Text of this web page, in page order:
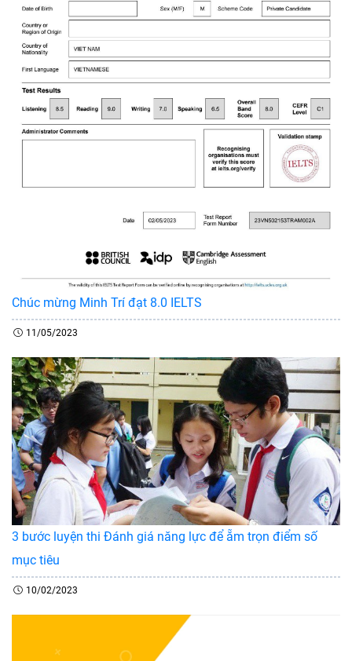
Chúc mừng Minh Trí đạt 8.0 IELTS
11/05/2023
3 bước luyện thi Đánh giá năng lực để ẵm trọn điểm số
mục tiêu
10/02/2023